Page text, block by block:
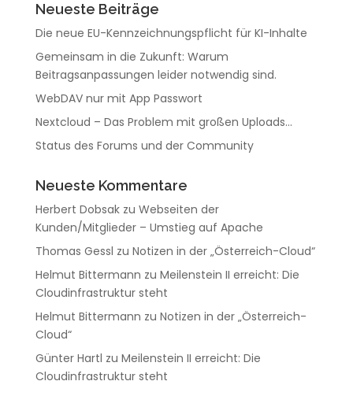
Neueste Beiträge
Die neue EU-Kennzeichnungspflicht für KI-Inhalte
Gemeinsam in die Zukunft: Warum
Beitragsanpassungen leider notwendig sind.
WebDAV nur mit App Passwort
Nextcloud – Das Problem mit großen Uploads…
Status des Forums und der Community
Neueste Kommentare
Herbert Dobsakzu Webseiten der
Kunden/Mitglieder – Umstieg auf Apache
Thomas Gessl zu Notizen in der „Österreich-Cloud“
Helmut Bittermann zu Meilenstein II erreicht: Die
Cloudinfrastruktur steht
Helmut Bittermann zu Notizen in der „Österreich-
Cloud“
Günter Hartl zu Meilenstein II erreicht: Die
Cloudinfrastruktur steht